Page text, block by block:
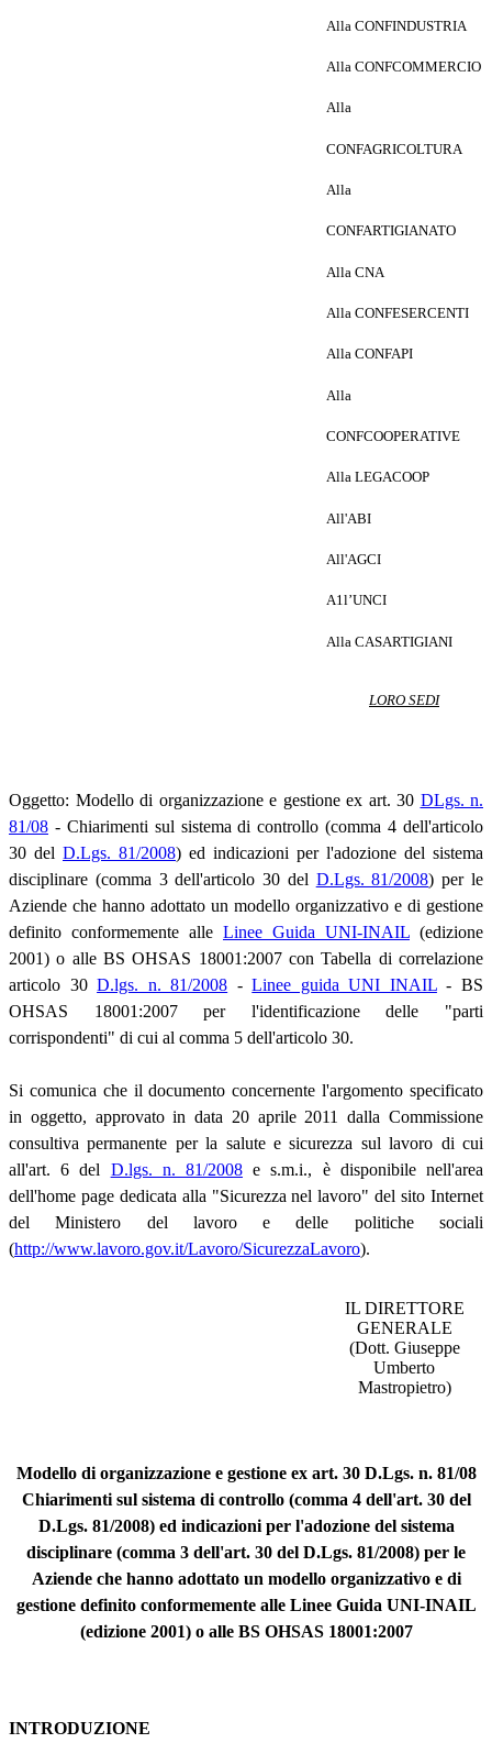
Alla CONFINDUSTRIA
Alla CONFCOMMERCIO
Alla
CONFAGRICOLTURA
Alla
CONFARTIGIANATO
Alla CNA
Alla CONFESERCENTI
Alla CONFAPI
Alla
CONFCOOPERATIVE
Alla LEGACOOP
All'ABI
All'AGCI
A1l’UNCI
Alla CASARTIGIANI
LORO SEDI
Oggetto: Modello di organizzazione e gestione ex art. 30 DLgs. n.
81/08 - Chiarimenti sul sistema di controllo (comma 4 dell'articolo
30 del D.Lgs. 81/2008) ed indicazioni per l'adozione del sistema
disciplinare (comma 3 dell'articolo 30 del D.Lgs. 81/2008) per le
Aziende che hanno adottato un modello organizzativo e di gestione
definito conformemente alle Linee Guida UNI-INAIL (edizione
2001) o alle BS OHSAS 18001:2007 con Tabella di correlazione
articolo 30D.lgs. n. 81/2008 -Linee guida UNI INAIL- BS
OHSAS 18001:2007 per l'identificazione delle "parti
corrispondenti" di cui al comma 5 dell'articolo 30.
Si comunica che il documento concernente l'argomento specificato
in oggetto, approvato in data 20 aprile 2011 dalla Commissione
consultiva permanente per la salute e sicurezza sul lavoro di cui
all'art. 6 del D.lgs. n. 81/2008 e s.m.i., è disponibile nell'area
dell'home page dedicata alla "Sicurezza nel lavoro" del sito Internet
del Ministero del lavoro e delle politiche sociali
(http://www.lavoro.gov.it/Lavoro/SicurezzaLavoro).
IL DIRETTORE
GENERALE
(Dott. Giuseppe
Umberto
Mastropietro)
Modello di organizzazione e gestione ex art. 30 D.Lgs. n. 81/08
Chiarimenti sul sistema di controllo (comma 4 dell'art. 30 del
D.Lgs. 81/2008) ed indicazioni per l'adozione del sistema
disciplinare (comma 3 dell'art. 30 del D.Lgs. 81/2008) per le
Aziende che hanno adottato un modello organizzativo e di
gestione definito conformemente alle Linee Guida UNI-INAIL
(edizione 2001) o alle BS OHSAS 18001:2007
INTRODUZIONE